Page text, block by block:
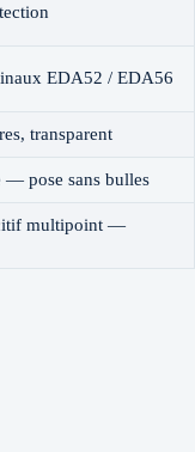
EDA52 / EDA56
transparent
— pose sans bulles
multipoint —